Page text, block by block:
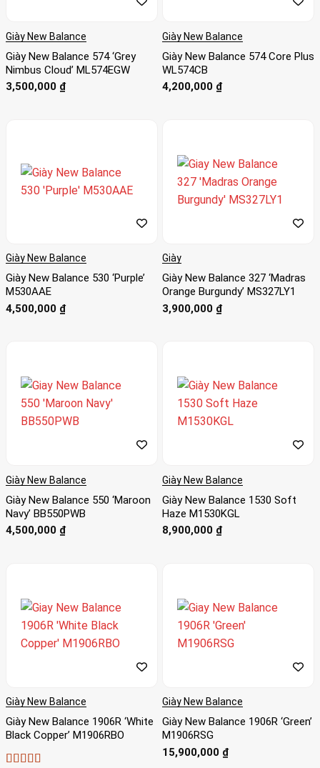
Giày New Balance
Giày New Balance 574 ‘Grey
Nimbus Cloud’ ML574EGW
3,500,000 ₫
Giày New Balance
Giày New Balance 574 Core Plus
WL574CB
4,200,000 ₫
Giày New Balance
Giày New Balance 530 ‘Purple’
M530AAE
4,500,000 ₫
Giày
Giày New Balance 327 ‘Madras
Orange Burgundy’ MS327LY1
3,900,000 ₫
Giày New Balance
Giày New Balance 550 ‘Maroon
Navy’ BB550PWB
4,500,000 ₫
Giày New Balance
Giày New Balance 1530 Soft
Haze M1530KGL
8,900,000 ₫
Giày New Balance
Giày New Balance 1906R ‘White
Black Copper’ M1906RBO
Giày New Balance
Giày New Balance 1906R ‘Green’
M1906RSG
15,900,000 ₫